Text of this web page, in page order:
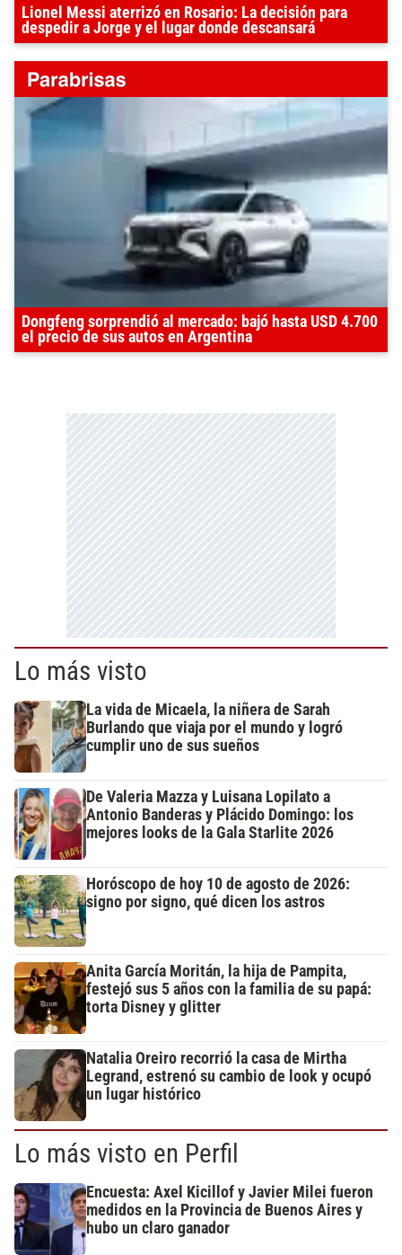
Lionel Messi aterrizó en Rosario: La decisión para
despedir a Jorge y el lugar donde descansará
Dongfeng sorprendió al mercado: bajó hasta USD 4.700
el precio de sus autos en Argentina
Lo más visto
La vida de Micaela, la niñera de Sarah
Burlando que viaja por el mundo y logró
cumplir uno de sus sueños
De Valeria Mazza y Luisana Lopilato a
Antonio Banderas y Plácido Domingo: los
mejores looks de la Gala Starlite 2026
Horóscopo de hoy 10 de agosto de 2026:
signo por signo, qué dicen los astros
Anita García Moritán, la hija de Pampita,
festejó sus 5 años con la familia de su papá:
torta Disney y glitter
Natalia Oreiro recorrió la casa de Mirtha
Legrand, estrenó su cambio de look y ocupó
un lugar histórico
Lo más visto en Perfil
Encuesta: Axel Kicillof y Javier Milei fueron
medidos en la Provincia de Buenos Aires y
hubo un claro ganador